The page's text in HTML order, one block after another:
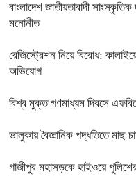
বাংলাদেশ জাতীয়তাবাদী
মনোনীত
রেজিস্ট্রেশন নিয়ে বিরোধ:
অভিযোগ
বিশ্ব মুক্ত গণমাধ্যম দিবসে
ভালুকায় বৈজ্ঞানিক পদ্ধতিতে মাছ
গাজীপুর মহাসড়কে হাইওয়ে